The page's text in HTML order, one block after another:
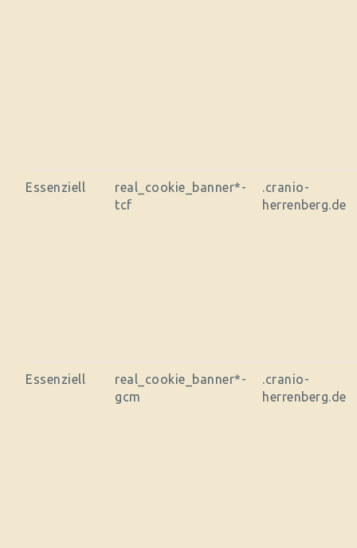
Essenziell
real_cookie_banner*-
tcf
.cranio-
herrenberg.de
Essenziell
real_cookie_banner*-
gcm
.cranio-
herrenberg.de